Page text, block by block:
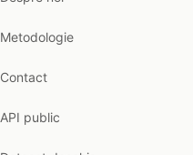
Metodologie
Contact
API public